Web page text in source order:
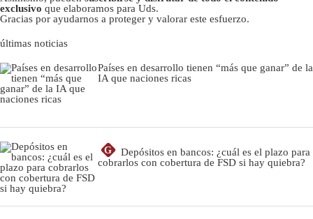
exclusivo que elaboramos para Uds.
Gracias por ayudarnos a proteger y valorar este esfuerzo.
últimas noticias
Países en desarrollo tienen “más que ganar” de la
IA que naciones ricas
G
Depósitos en bancos: ¿cuál es el plazo para
cobrarlos con cobertura de FSD si hay quiebra?